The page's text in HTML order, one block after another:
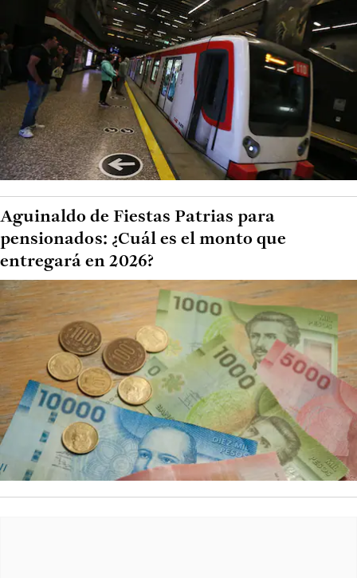
Aguinaldo de Fiestas Patrias para
pensionados: ¿Cuál es el monto que
entregará en 2026?